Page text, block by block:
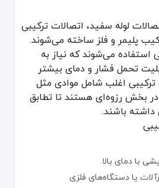
لوله سفید، اتصالات ترکیبی
پلیمر و فلز ساخته می‌شوند.
استفاده می‌شوند که نیاز به
تحمل فشار و دمای بیشتر
اغلب شامل موادی مثل
بخش رزوه‌ای هستند تا تطابق
داشته باشند.
با دمای بالا
یا دستگاه‌های فلزی